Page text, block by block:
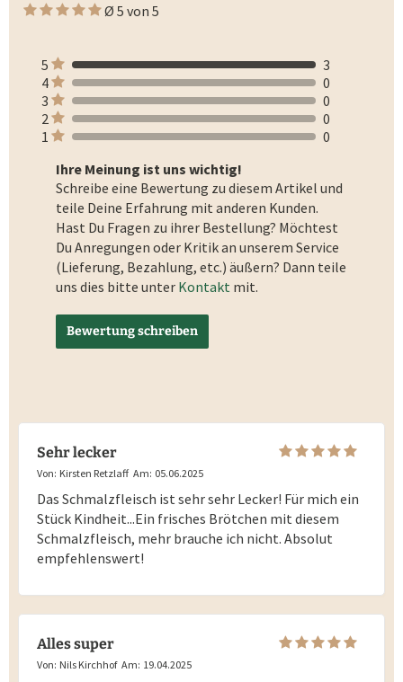
Ø 5 von 5
5
3
4
0
3
0
2
0
1
0
Ihre Meinung ist uns wichtig!
Schreibe eine Bewertung zu diesem Artikel und
teile Deine Erfahrung mit anderen Kunden.
Hast Du Fragen zu ihrer Bestellung? Möchtest
Du Anregungen oder Kritik an unserem Service
(Lieferung, Bezahlung, etc.) äußern? Dann teile
uns dies bitte unter Kontakt mit.
Bewertung schreiben
Sehr lecker
Von: Kirsten Retzlaff Am: 05.06.2025
Das Schmalzfleisch ist sehr sehr Lecker! Für mich ein
Stück Kindheit...Ein frisches Brötchen mit diesem
Schmalzfleisch, mehr brauche ich nicht. Absolut
empfehlenswert!
Alles super
Von: Nils Kirchhof Am: 19.04.2025